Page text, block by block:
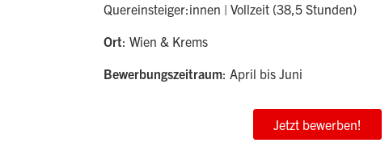
Quereinsteiger:innen | Vollzeit (38,5 Stunden)
Ort: Wien & Krems
Bewerbungszeitraum: April bis Juni
Jetzt bewerben!